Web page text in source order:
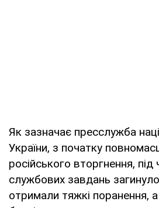
Як зазначає пресслужба
України, з початку
російського вторгнення,
службових завдань
отримали тяжкі поранення,